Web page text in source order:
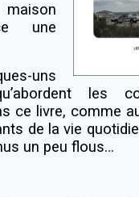
une
uns
les
ce livre, comme
de la vie
un peu flous…